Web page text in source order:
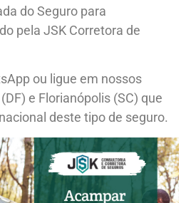
do Seguro para
pela JSK Corretora de
ou ligue em nossos
e Florianópolis (SC) que
deste tipo de seguro.